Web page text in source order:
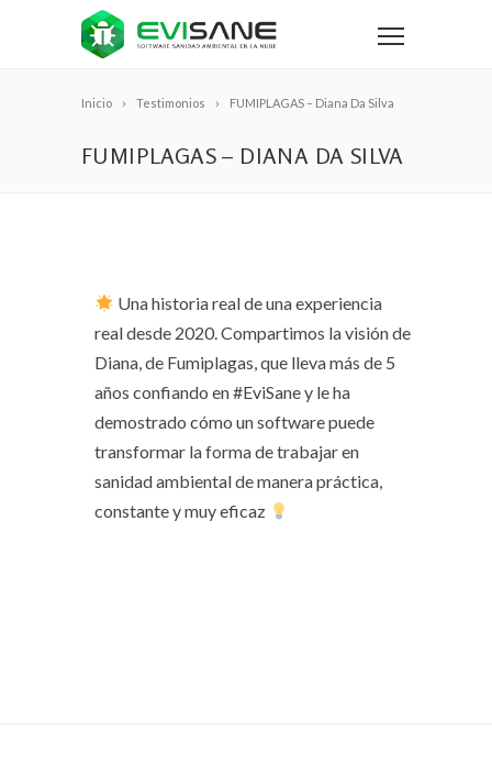
Inicio Testimonios FUMIPLAGAS – Diana Da Silva
FUMIPLAGAS – DIANA DA SILVA
Una historia real de una experiencia
real desde 2020. Compartimos la visión de
Diana, de Fumiplagas, que lleva más de 5
años confiando en #EviSane y le ha
demostrado cómo un software puede
transformar la forma de trabajar en
sanidad ambiental de manera práctica,
constante y muy eficaz